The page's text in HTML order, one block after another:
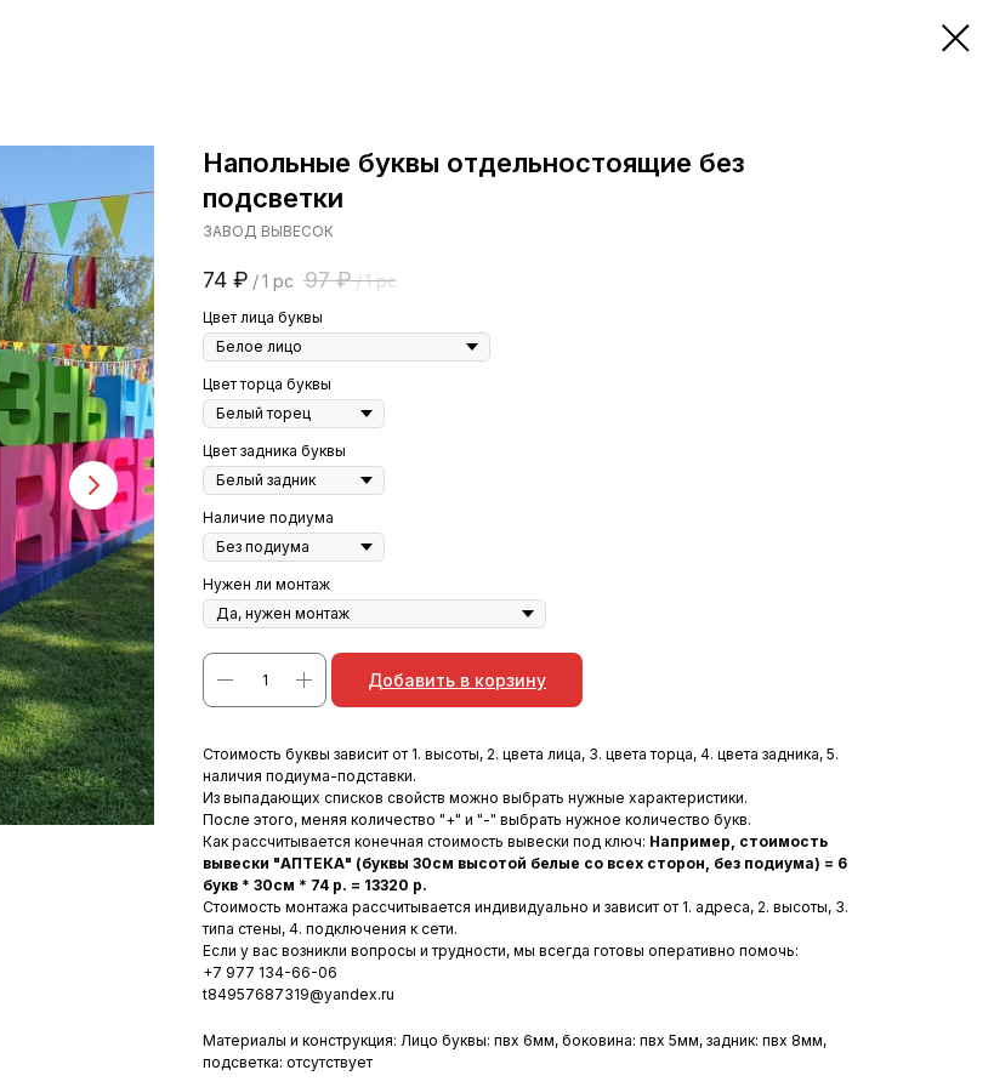
Напольные буквы отдельностоящие без
подсветки
ЗАВОД ВЫВЕСОК
74 ₽ /1 pc 97 ₽/1 pc
Цвет лица буквы
Цвет торца буквы
Цвет задника буквы
Наличие подиума
Нужен ли монтаж
Добавить в корзину
Стоимость буквы зависит от 1. высоты, 2. цвета лица, 3. цвета торца, 4. цвета задника, 5.
наличия подиума-подставки.
Из выпадающих списков свойств можно выбрать нужные характеристики.
После этого, меняя количество "+" и "-" выбрать нужное количество букв.
Как рассчитывается конечная стоимость вывески под ключ: Например, стоимость
вывески "АПТЕКА" (буквы 30см высотой белые со всех сторон, без подиума) = 6
букв * 30см * 74 р. = 13320 р.
Стоимость монтажа рассчитывается индивидуально и зависит от 1. адреса, 2. высоты, 3.
типа стены, 4. подключения к сети.
Если у вас возникли вопросы и трудности, мы всегда готовы оперативно помочь:
+7 977 134-66-06
t84957687319@yandex.ru
Материалы и конструкция: Лицо буквы: пвх 6мм, боковина: пвх 5мм, задник: пвх 8мм,
подсветка: отсутствует